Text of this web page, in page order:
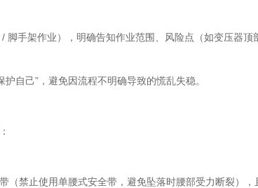
手架作业），明确告知作业范围、风险点（如变压器顶
自己”，避免因流程不明确导致的慌乱失稳。
禁止使用单腰式安全带，避免坠落时腰部受力断裂），